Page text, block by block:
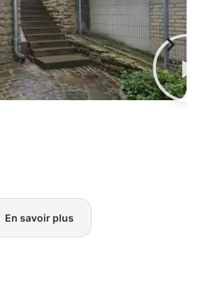
En savoir plus